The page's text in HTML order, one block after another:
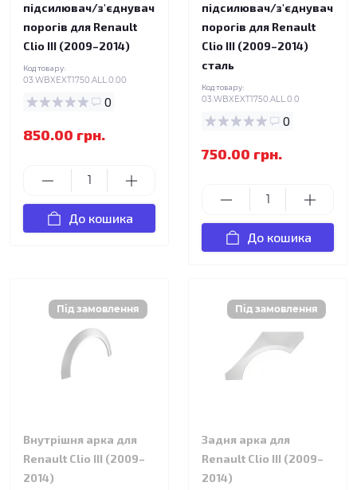
підсилювач/з'єднувач
порогів для Renault
Clio III (2009–2014)
Код товару:
03.WBXEXT1750.ALL.0.00
0
850.00 грн.
До кошика
підсилювач/з'єднувач
порогів для Renault
Clio III (2009–2014)
сталь
Код товару:
03.WBXEXT1750.ALL.0.0
0
750.00 грн.
До кошика
Внутрішня арка для
Renault Clio III (2009–
2014)
Задня арка для
Renault Clio III (2009–
2014)